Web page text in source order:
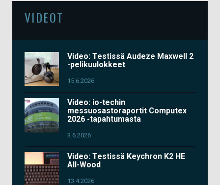
VIDEOT
Video: Testissä Audeze Maxwell 2
-pelikuulokkeet
15.6.2026
Video: io-techin
messuosastoraportit Computex
2026 -tapahtumasta
3.6.2026
Video: Testissä Keychron K2 HE
All-Wood
13.4.2026